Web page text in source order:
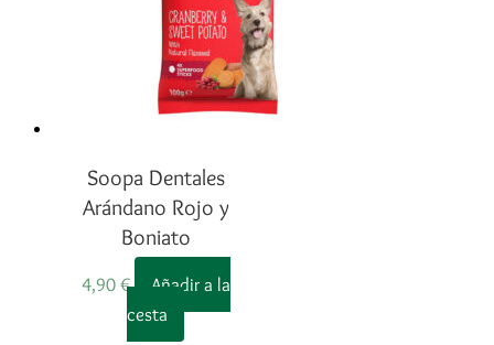
Soopa Dentales
Arándano Rojo y
Boniato
4,90 €
Añadir a la
cesta